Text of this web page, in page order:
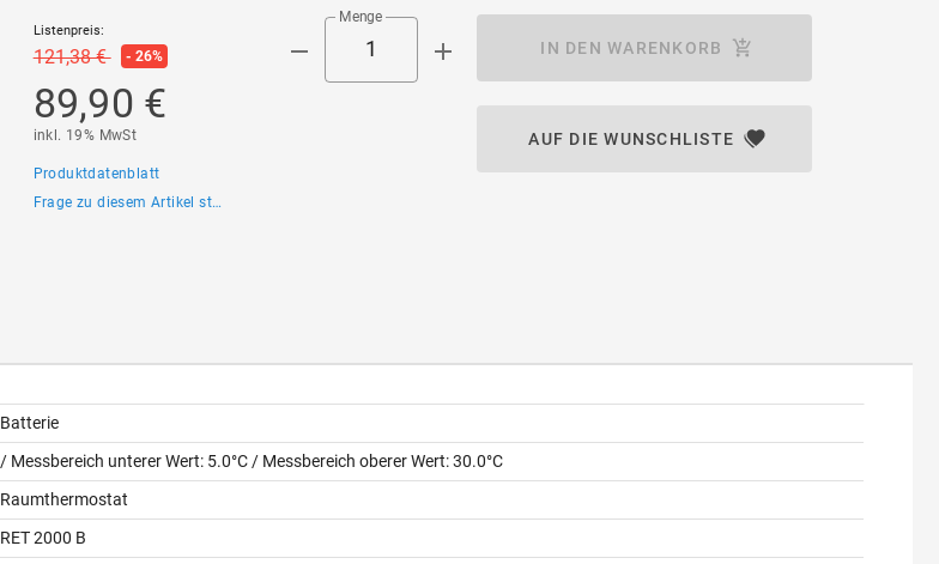
Listenpreis:
121,38 € - 26%
89,90 €
inkl. 19% MwSt
Produktdatenblatt
Frage zu diesem Artikel stellen
Menge
IN DEN WARENKORB
AUF DIE WUNSCHLISTE
Batterie
/ Messbereich unterer Wert: 5.0°C / Messbereich oberer Wert: 30.0°C
Raumthermostat
RET 2000 B